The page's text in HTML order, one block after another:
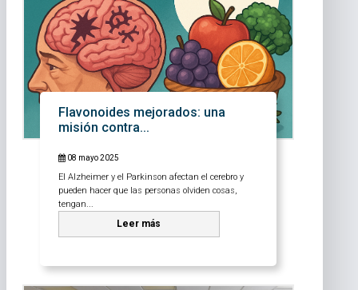
Flavonoides mejorados: una
misión contra...
08 mayo 2025
El Alzheimer y el Parkinson afectan el cerebro y
pueden hacer que las personas olviden cosas,
tengan...
Leer más